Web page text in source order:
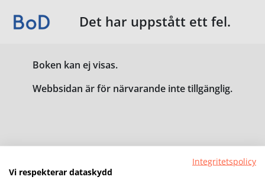
Det har uppstått ett fel.
Boken kan ej visas.
Webbsidan är för närvarande inte tillgänglig.
Integritetspolicy
Vi respekterar dataskydd